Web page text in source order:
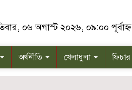
০৬ অগাস্ট ২০২৬, ০৯:০০ পূর্বাহ্ন
অর্থনীতি খেলাধুলা ফিচার